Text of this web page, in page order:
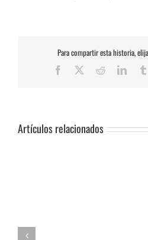
Para compartir esta historia,
Facebook Reddit
Artículos relacionados
Adrián Jiménez,